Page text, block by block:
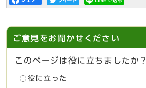
ご意見をお聞かせください
このページは役に立ちましたか？
役に立った